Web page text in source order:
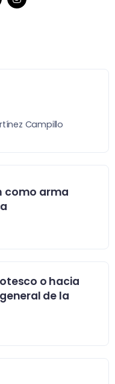
Campillo
como arma
o hacia
de la